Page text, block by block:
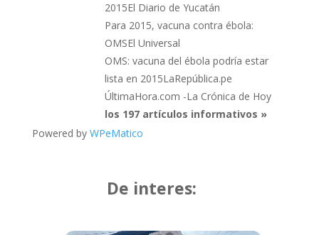
2015El Diario de Yucatán
Para 2015, vacuna contra ébola:
OMSEl Universal
OMS: vacuna del ébola podría estar
lista en 2015LaRepública.pe
ÚltimaHora.com -La Crónica de Hoy
los 197 artículos informativos »
Powered by WPeMatico
De interes: